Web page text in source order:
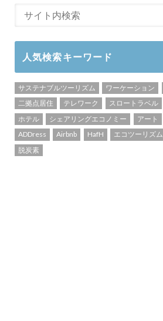
人気検索キーワード
サステナブルツーリズム ワーケーション
二拠点居住
テレワーク スロートラベル
ホテル
シェアリングエコノミー アート
ADDress
Airbnb HafH エコツーリズム
脱炭素